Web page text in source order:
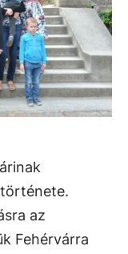
az
Fehérvárra